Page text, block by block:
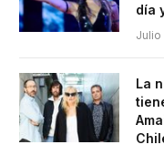
día
Julio
La